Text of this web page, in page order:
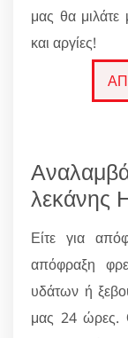
μας θα μιλάτε
και αργίες!
λεκάνης
Είτε για
απόφραξη
υδάτων ή
μας 24 ώρες.